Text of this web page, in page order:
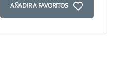
AÑADIR A FAVORITOS